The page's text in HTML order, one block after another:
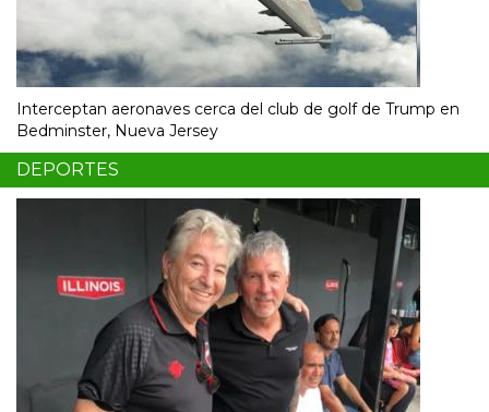
Interceptan aeronaves cerca del club de golf de Trump en
Bedminster, Nueva Jersey
DEPORTES